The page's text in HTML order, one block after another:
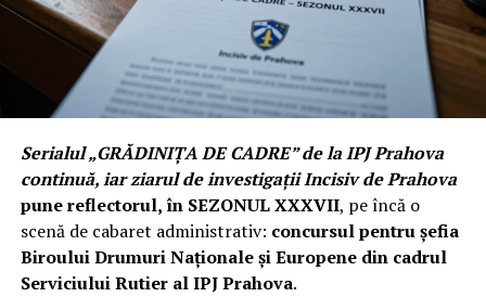
Serialul „GRĂDINIȚA DE CADRE” de la IPJ Prahova
continuă, iar ziarul de investigații Incisiv de Prahova
pune reflectorul, în SEZONUL XXXVII, pe încă o
scenă de cabaret administrativ: concursul pentru șefia
Biroului Drumuri Naționale și Europene din cadrul
Serviciului Rutier al IPJ Prahova.